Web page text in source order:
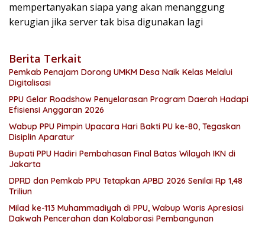
mempertanyakan siapa yang akan menanggung
kerugian jika server tak bisa digunakan lagi
Berita Terkait
Pemkab Penajam Dorong UMKM Desa Naik Kelas Melalui
Digitalisasi
PPU Gelar Roadshow Penyelarasan Program Daerah Hadapi
Efisiensi Anggaran 2026
Wabup PPU Pimpin Upacara Hari Bakti PU ke-80, Tegaskan
Disiplin Aparatur
Bupati PPU Hadiri Pembahasan Final Batas Wilayah IKN di
Jakarta
DPRD dan Pemkab PPU Tetapkan APBD 2026 Senilai Rp 1,48
Triliun
Milad ke-113 Muhammadiyah di PPU, Wabup Waris Apresiasi
Dakwah Pencerahan dan Kolaborasi Pembangunan